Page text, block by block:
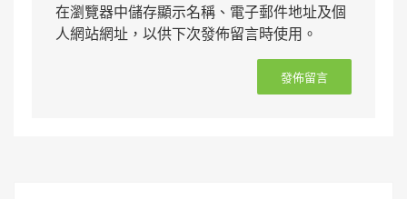
在瀏覽器中儲存顯示名稱、電子郵件地址及個
人網站網址，以供下次發佈留言時使用。